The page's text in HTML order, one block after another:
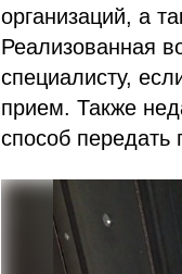
организаций, а
Реализованная
специалисту,
прием. Также
способ передать